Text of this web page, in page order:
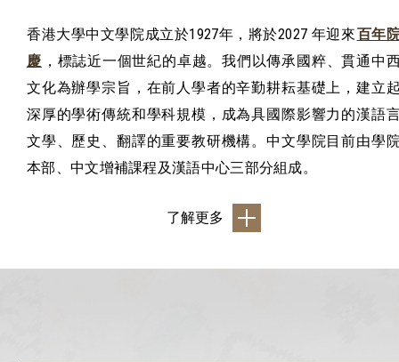
香港大學中文學院成立於1927年，將於2027 年迎來百年
慶 ，標誌近⼀個世紀的卓越。我們以傳承國粹、貫通中
文化為辦學宗旨，在前人學者的辛勤耕耘基礎上，建立
深厚的學術傳統和學科規模，成為具國際影響力的漢語
文學、歷史、翻譯的重要教研機構。中文學院目前由學
本部、中文增補課程及漢語中心三部分組成。
了解更多